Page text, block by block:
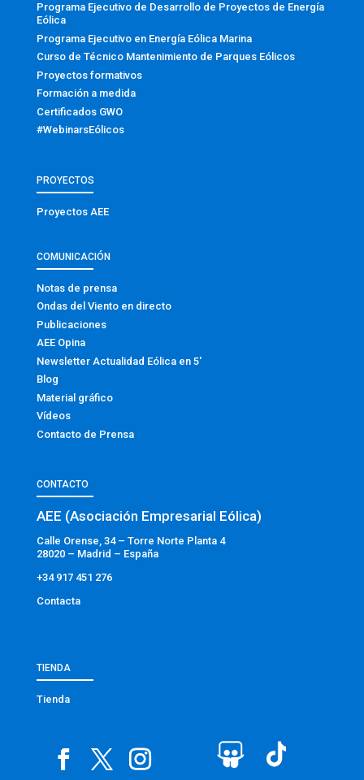
Programa Ejecutivo de Desarrollo de Proyectos de Energía
Eólica
Programa Ejecutivo en Energía Eólica Marina
Curso de Técnico Mantenimiento de Parques Eólicos
Proyectos formativos
Formación a medida
Certificados GWO
#WebinarsEólicos
PROYECTOS
Proyectos AEE
COMUNICACIÓN
Notas de prensa
Ondas del Viento en directo
Publicaciones
AEE Opina
Newsletter Actualidad Eólica en 5′
Blog
Material gráfico
Vídeos
Contacto de Prensa
CONTACTO
AEE (Asociación Empresarial Eólica)
Calle Orense, 34 – Torre Norte Planta 4
28020 – Madrid – España
+34 917 451 276
Contacta
TIENDA
Tienda